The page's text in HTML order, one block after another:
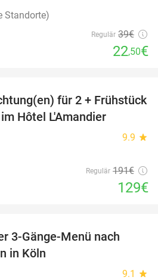
Standorte)
Regulär 39€
22,50€
32%
für 2 + Frühstück
Hôtel L'Amandier
9.9 star
Regulär 191€
129€
3-Gänge-Menü nach
in Köln
9.1 star